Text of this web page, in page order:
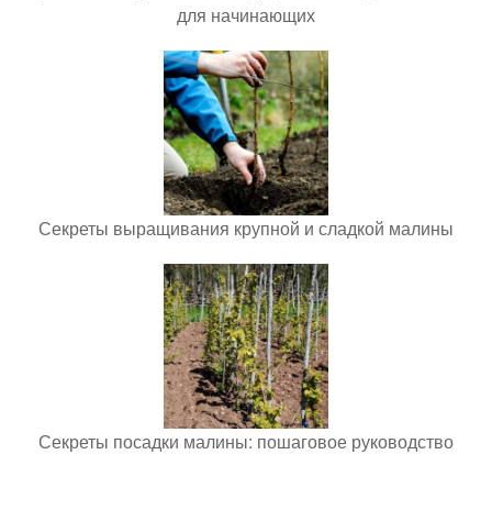
для начинающих
Секреты выращивания крупной и сладкой малины
Секреты посадки малины: пошаговое руководство